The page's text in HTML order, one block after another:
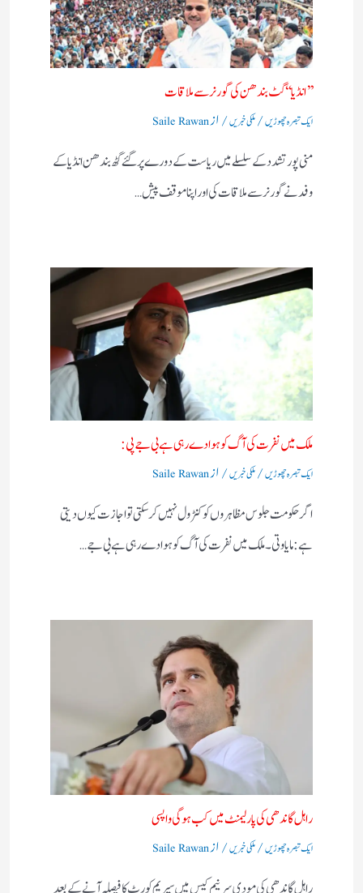
’’ انڈیا‘‘ گٹ بندھن کی گورنر سے ملاقات
ایک تبصرہ چھوڑیں/ملکی خبریں/ ازSaile Rawan
منی پور تشدد کے سلسلے میں ریاست کے دورے پر گئے گٹھ بندھن انڈیا کے
وفد نے گورنر سے ملاقات کی اور اپنا موقف پیش…
ملک میں نفرت کی آگ کو ہوا دے رہی ہے بی جے پی:
ایک تبصرہ چھوڑیں/ملکی خبریں/ ازSaile Rawan
اگر حکومت جلوس مظاہروں کو کنٹرول نہیں کرسکتی تو اجازت کیوں دیتی
ہے:مایاوتی۔ ملک میں نفرت کی آگ کو ہوا دے رہی ہے بی جے…
راہل گاندھی کی پارلیمنٹ میں کب ہوگی واپسی
ایک تبصرہ چھوڑیں/ملکی خبریں/ ازSaile Rawan